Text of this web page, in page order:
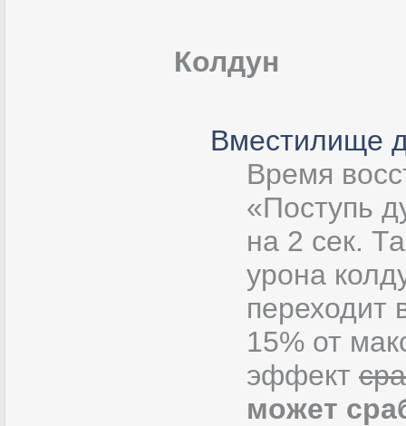
Колдун
Вместилище
Время
«Поступь
на 2 сек.
урона
переходит
15% от
эффект
может